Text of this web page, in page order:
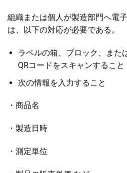
組織または個人が製造部門へ電
は、以下の対応が必要である。
ラベルの箱、ブロック、また
QRコードをスキャンすること
次の情報を入力すること
・商品名
・製造日時
・測定単位